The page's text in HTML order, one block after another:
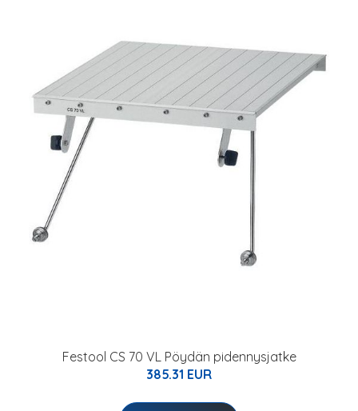
Festool CS 70 VL Pöydän pidennysjatke
385.31 EUR